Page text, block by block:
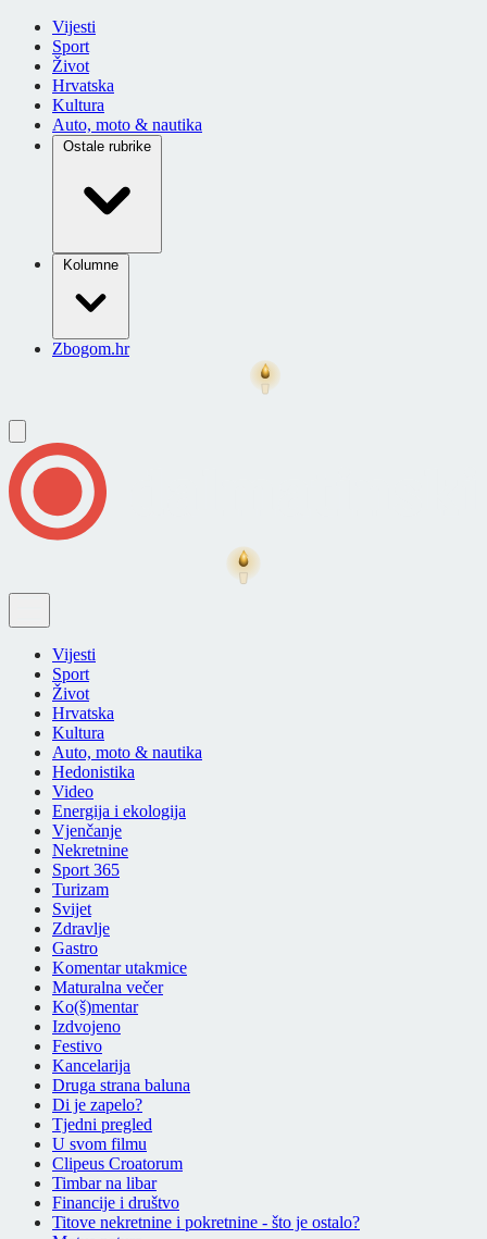
Vijesti
Sport
Život
Hrvatska
Kultura
Auto, moto & nautika
Ostale rubrike
Kolumne
Zbogom.hr
Vijesti
Sport
Život
Hrvatska
Kultura
Auto, moto & nautika
Hedonistika
Video
Energija i ekologija
Vjenčanje
Nekretnine
Sport 365
Turizam
Svijet
Zdravlje
Gastro
Komentar utakmice
Maturalna večer
Ko(š)mentar
Izdvojeno
Festivo
Kancelarija
Druga strana baluna
Di je zapelo?
Tjedni pregled
U svom filmu
Clipeus Croatorum
Timbar na libar
Financije i društvo
Titove nekretnine i pokretnine - što je ostalo?